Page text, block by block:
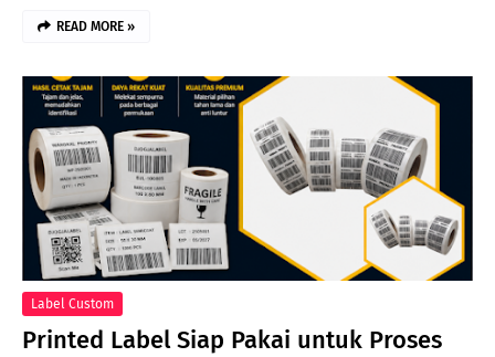
READ MORE »
Label Custom
Printed Label Siap Pakai untuk Proses